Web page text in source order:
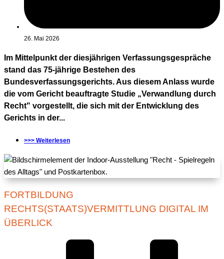
26. Mai 2026
Im Mittelpunkt der diesjährigen Verfassungsgespräche
stand das 75-jährige Bestehen des
Bundesverfassungsgerichts. Aus diesem Anlass wurde
die vom Gericht beauftragte Studie „Verwandlung durch
Recht" vorgestellt, die sich mit der Entwicklung des
Gerichts in der...
>>> Weiterlesen
FORTBILDUNG
RECHTS(STAATS)VERMITTLUNG DIGITAL IM
ÜBERLICK